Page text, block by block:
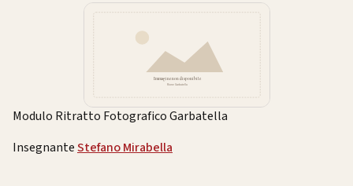
Modulo Ritratto Fotografico Garbatella
InsegnanteStefano Mirabella